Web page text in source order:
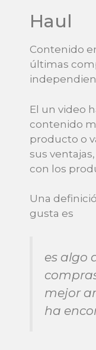
Haul
Contenido
últimas
El un video
contenido
producto o
sus
con los
Una
gusta es
es algo
mejor
ha